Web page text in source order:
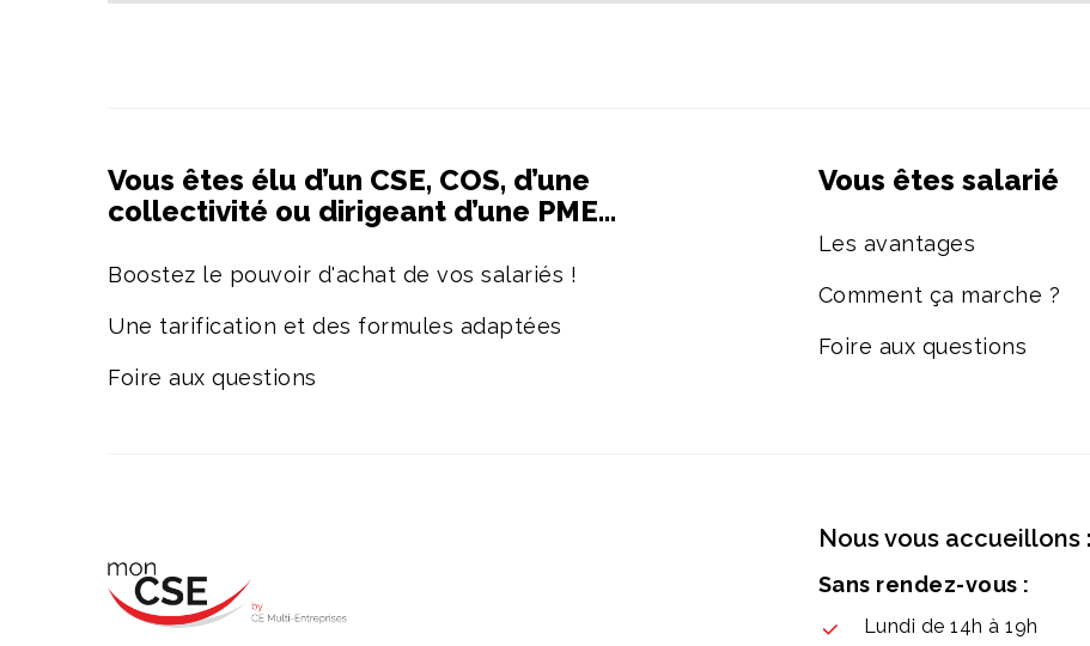
Vous êtes élu d’un CSE, COS, d’une
collectivité ou dirigeant d’une PME…
Boostez le pouvoir d'achat de vos salariés !
Une tarification et des formules adaptées
Foire aux questions
Vous êtes salarié
Les avantages
Comment ça marche ?
Foire aux questions
Nous vous accueillons :
Sans rendez-vous :
Lundi de 14h à 19h